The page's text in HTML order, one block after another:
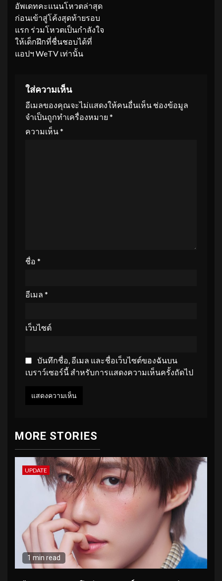
อัพเดทคะแนนโหวตล่าสุด
ก่อนเข้าสู่โค้งสุดท้ายรอบ
แรก ร่วมโหวตเป็นกำลังใจ
ให้เด็กฝึกที่ชื่นชอบได้ที่
แอปฯ WeTV เท่านั้น
ใส่ความเห็น
อีเมลของคุณจะไม่แสดงให้คนอื่นเห็น ช่องข้อมูล
จำเป็นถูกทำเครื่องหมาย *
ความเห็น*
ชื่อ *
อีเมล *
เว็บไซต์
บันทึกชื่อ, อีเมล และชื่อเว็บไซต์ของฉันบน
เบราว์เซอร์นี้ สำหรับการแสดงความเห็นครั้งถัดไป
MORE STORIES
UPDATE
1 min read